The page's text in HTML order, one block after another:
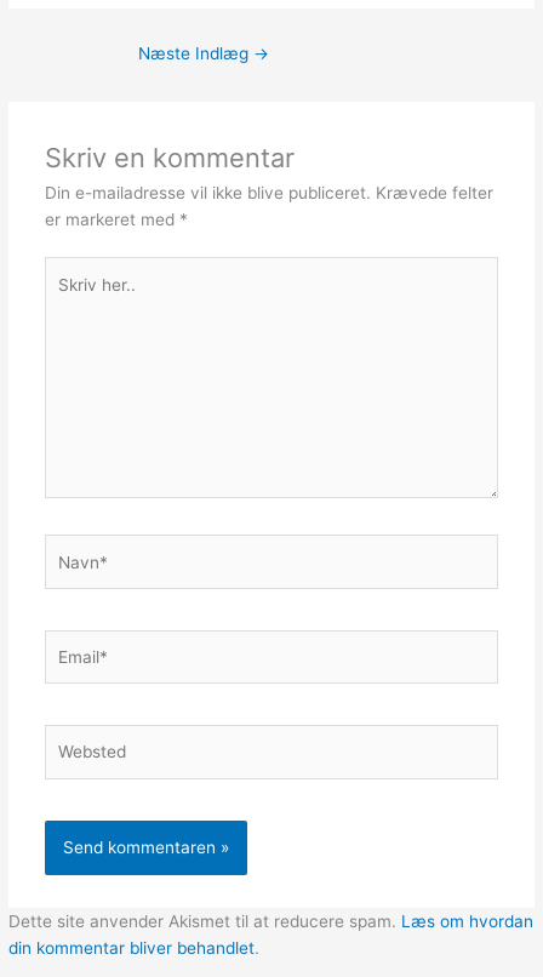
Næste Indlæg →
Skriv en kommentar
Din e-mailadresse vil ikke blive publiceret. Krævede felter
er markeret med *
her..
Dette site anvender Akismet til at reducere spam. Læs om hvordan
din kommentar bliver behandlet.